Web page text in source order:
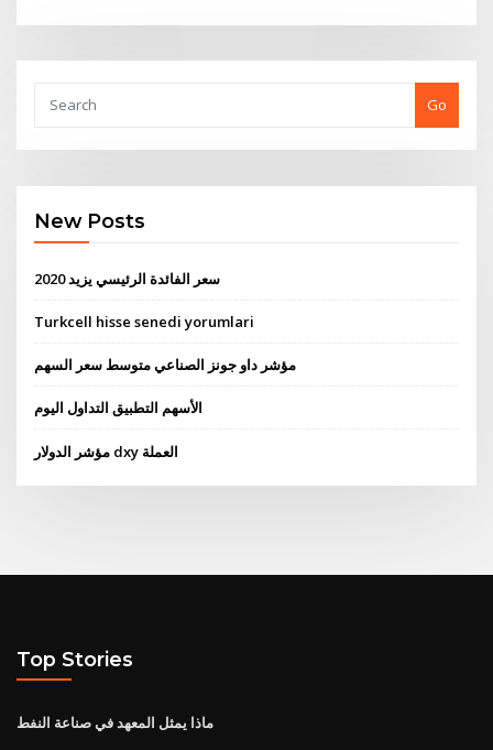
Go
New Posts
سعر الفائدة الرئيسي يزيد 2020
Turkcell hisse senedi yorumlari
مؤشر داو جونز الصناعي متوسط ​​سعر السهم
الأسهم التطبيق التداول اليوم
مؤشر الدولار dxy العملة
Top Stories
ماذا يمثل المعهد في صناعة النفط